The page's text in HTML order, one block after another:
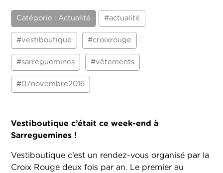
Catégorie : Actualité #actualité
#vestiboutique #croixrouge
#sarreguemines #vêtements
#07novembre2016
Vestiboutique c’était ce week-end à
Sarreguemines !
Vestiboutique c’est un rendez-vous organisé par la
Croix Rouge deux fois par an. Le premier au